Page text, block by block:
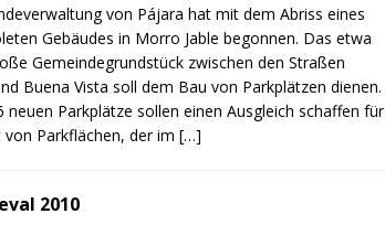
von Pájara hat mit dem Abriss eines
Gebäudes in Morro Jable begonnen. Das etwa
Gemeindegrundstück zwischen den Straßen
Buena Vista soll dem Bau von Parkplätzen dienen.
neuen Parkplätze sollen einen Ausgleich schaffen für
von Parkflächen, der im […]
2010